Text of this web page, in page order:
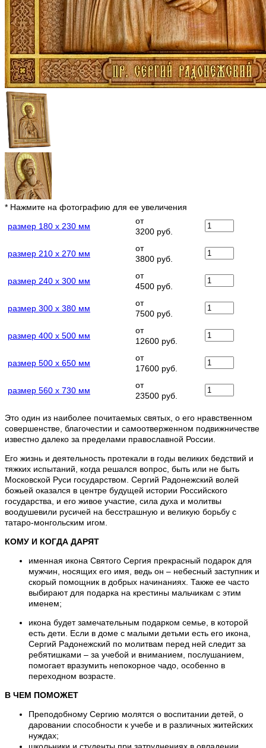
* Нажмите на фотографию для ее увеличения
размер 180 х 230 мм
от
3200 руб.
размер 210 х 270 мм
от
3800 руб.
размер 240 х 300 мм
от
4500 руб.
размер 300 х 380 мм
от
7500 руб.
размер 400 х 500 мм
от
12600 руб.
размер 500 х 650 мм
от
17600 руб.
размер 560 х 730 мм
от
23500 руб.
Это один из наиболее почитаемых святых, о его нравственном
совершенстве, благочестии и самоотверженном подвижничестве
известно далеко за пределами православной России.
Его жизнь и деятельность протекали в годы великих бедствий и
тяжких испытаний, когда решался вопрос, быть или не быть
Московской Руси государством. Сергий Радонежский волей
божьей оказался в центре будущей истории Российского
государства, и его живое участие, сила духа и молитвы
воодушевили русичей на бесстрашную и великую борьбу с
татаро-монгольским игом.
КОМУ И КОГДА ДАРЯТ
именная икона Святого Сергия прекрасный подарок для
мужчин, носящих его имя, ведь он – небесный заступник и
скорый помощник в добрых начинаниях. Также ее часто
выбирают для подарка на крестины мальчикам с этим
именем;
икона будет замечательным подарком семье, в которой
есть дети. Если в доме с малыми детьми есть его икона,
Сергий Радонежский по молитвам перед ней следит за
ребятишками – за учебой и вниманием, послушанием,
помогает вразумить непокорное чадо, особенно в
переходном возрасте.
В ЧЕМ ПОМОЖЕТ
Преподобному Сергию молятся о воспитании детей, о
даровании способности к учебе и в различных житейских
нуждах;
школьники и студенты при затруднениях в овладении